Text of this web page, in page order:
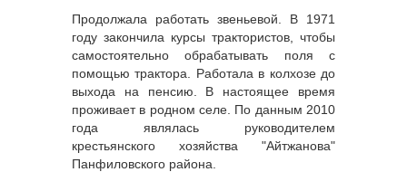
Продолжала работать звеньевой. В 1971
году закончила курсы трактористов, чтобы
самостоятельно обрабатывать поля с
помощью трактора. Работала в колхозе до
выхода на пенсию. В настоящее время
проживает в родном селе. По данным 2010
года являлась руководителем
крестьянского хозяйства "Айтжанова"
Панфиловского района.